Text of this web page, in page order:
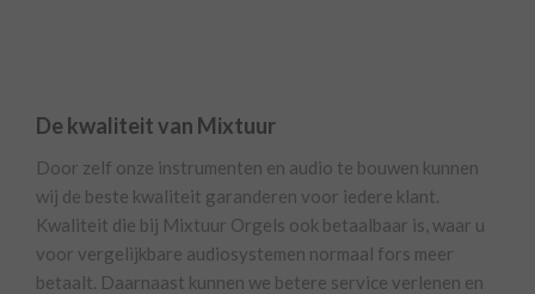
De kwaliteit van Mixtuur
Door zelf onze instrumenten en audio te bouwen kunnen
wij de beste kwaliteit garanderen voor iedere klant.
Kwaliteit die bij Mixtuur Orgels ook betaalbaar is, waar u
voor vergelijkbare audiosystemen normaal fors meer
betaalt. Daarnaast kunnen we betere service verlenen en